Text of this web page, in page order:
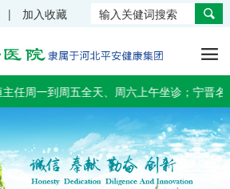
| 加入收藏

周一到周五全天、周六上午坐诊；宁晋名